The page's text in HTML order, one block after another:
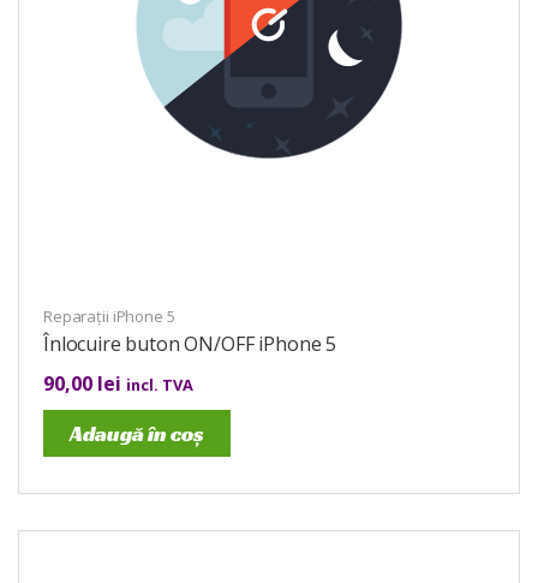
Reparații iPhone 5
Înlocuire buton ON/OFF iPhone 5
90,00 lei incl. TVA
Adaugă în coș